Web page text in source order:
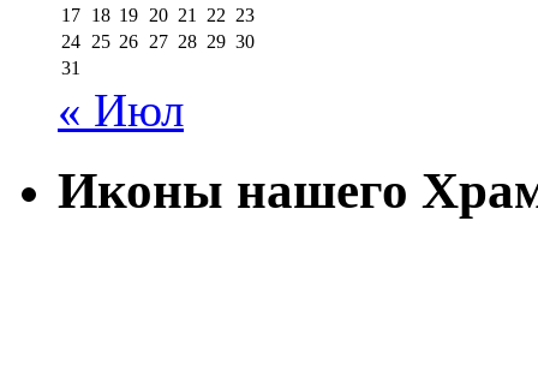
17 18 19 20 21 22 23
24 25 26 27 28 29 30
31
« Июл
Иконы нашего